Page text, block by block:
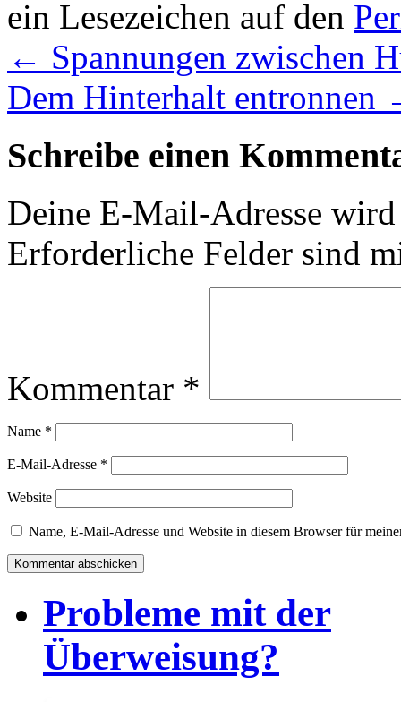
ein Lesezeichen auf den
← Spannungen zwischen
Dem Hinterhalt entronnen
Schreibe einen
Deine E-Mail-Adresse
Erforderliche Felder sind
Kommentar *
Name *
E-Mail-Adresse *
Website
Name, E-Mail-Adresse und Website in diesem Browser für
Probleme mit der
Überweisung?